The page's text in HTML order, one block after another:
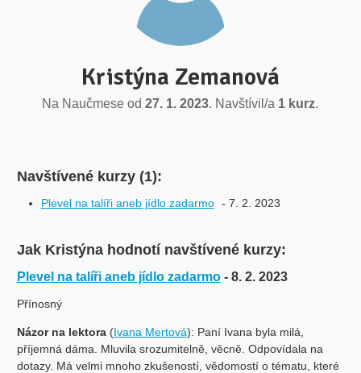
Kristýna Zemanová
Na Naučmese od27. 1. 2023. Navštívil/a 1 kurz.
Navštívené kurzy (1):
Plevel na talíři aneb jídlo zadarmo - 7. 2. 2023
Jak Kristýna hodnotí navštívené kurzy:
Plevel na talíři aneb jídlo zadarmo - 8. 2. 2023
Přínosný
Názor na lektora(Ivana Mertová): Paní Ivana byla milá,
příjemná dáma. Mluvila srozumitelně, věcně. Odpovídala na
dotazy. Má velmi mnoho zkušeností, vědomostí o tématu, které